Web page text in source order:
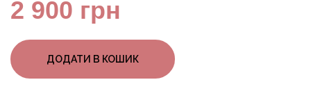
2 900 грн
ДОДАТИ В КОШИК